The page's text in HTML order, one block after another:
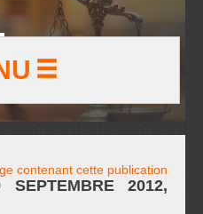
contenant cette publication
2012,